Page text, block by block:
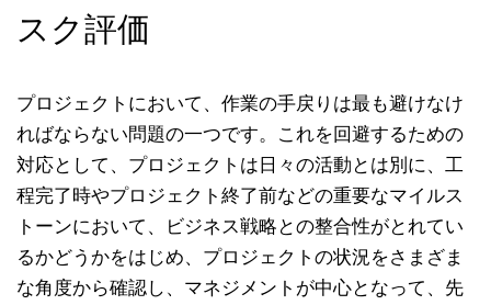
スク評価
プロジェクトにおいて、作業の手戻りは最も避けなけ
ればならない問題の一つです。これを回避するための
対応として、プロジェクトは日々の活動とは別に、工
程完了時やプロジェクト終了前などの重要なマイルス
トーンにおいて、ビジネス戦略との整合性がとれてい
るかどうかをはじめ、プロジェクトの状況をさまざま
な角度から確認し、マネジメントが中心となって、先